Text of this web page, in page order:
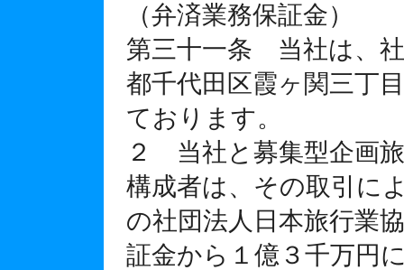
（弁済業務保証金）
第三十一条 当社は、
都千代田区霞ヶ関三丁
ております。
２ 当社と募集型企画
構成者は、その取引に
の社団法人日本旅行業
証金から１億３千万円